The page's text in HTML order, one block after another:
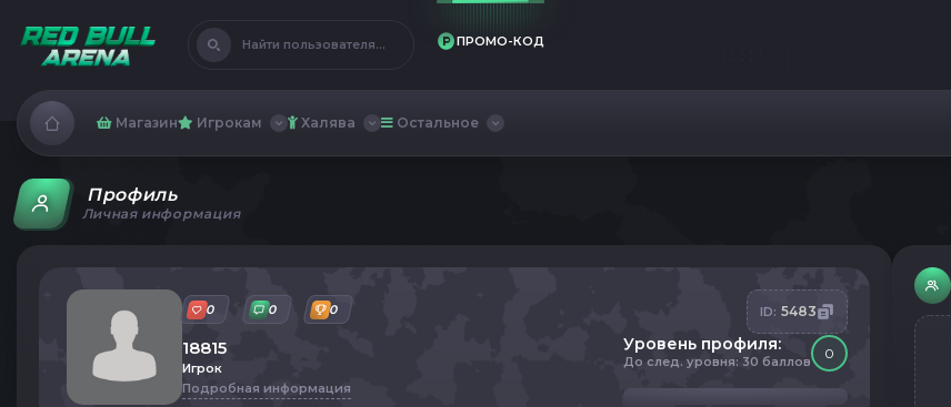
Найти пользователя... ПРОМО-КОД
Магазин Игрокам Халява Остальное
Профиль
Личная информация
0 0 0
18815
Игрок
Подробная информация
ID: 5483
Уровень профиля:
До след. уровня: 30 баллов 0